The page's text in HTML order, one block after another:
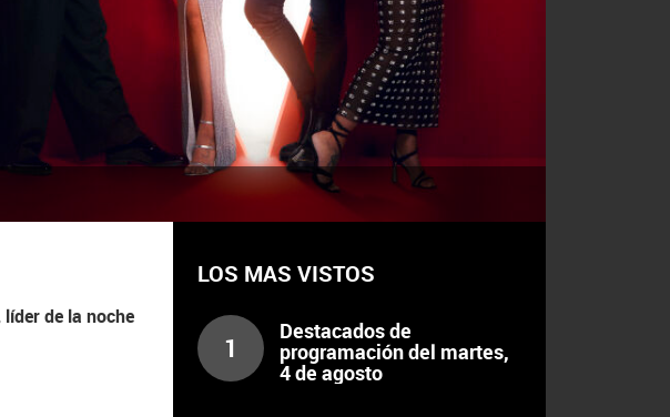
líder de la noche
LOS MAS VISTOS
1
Destacados de
programación del martes,
4 de agosto